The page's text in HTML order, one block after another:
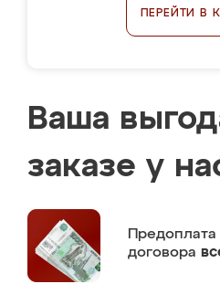
ПЕРЕЙТИ В
Ваша
заказе у
Предоплата
договора